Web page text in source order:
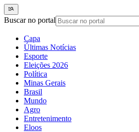
Buscar no portal
Capa
Últimas Notícias
Esporte
Eleições 2026
Política
Minas Gerais
Brasil
Mundo
Agro
Entretenimento
Eloos